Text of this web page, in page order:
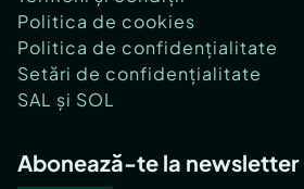
Politica de cookies
Politica de confidențialitate
Setări de confidențialitate
SAL și SOL
Abonează-te la newsletter